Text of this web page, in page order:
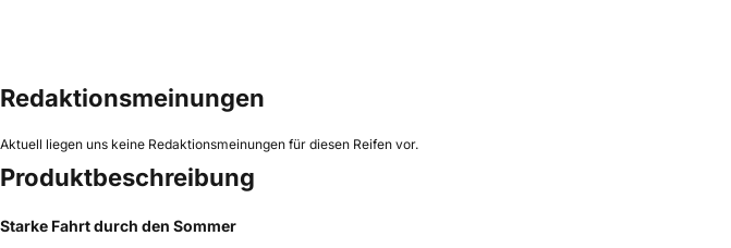
Redaktionsmeinungen
Aktuell liegen uns keine Redaktionsmeinungen für diesen Reifen vor.
Produktbeschreibung
Starke Fahrt durch den Sommer